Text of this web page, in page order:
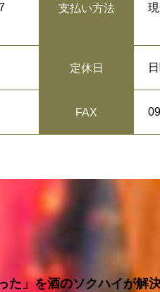
支払い方法
定休日
FAX
た」を酒のソクハイが解